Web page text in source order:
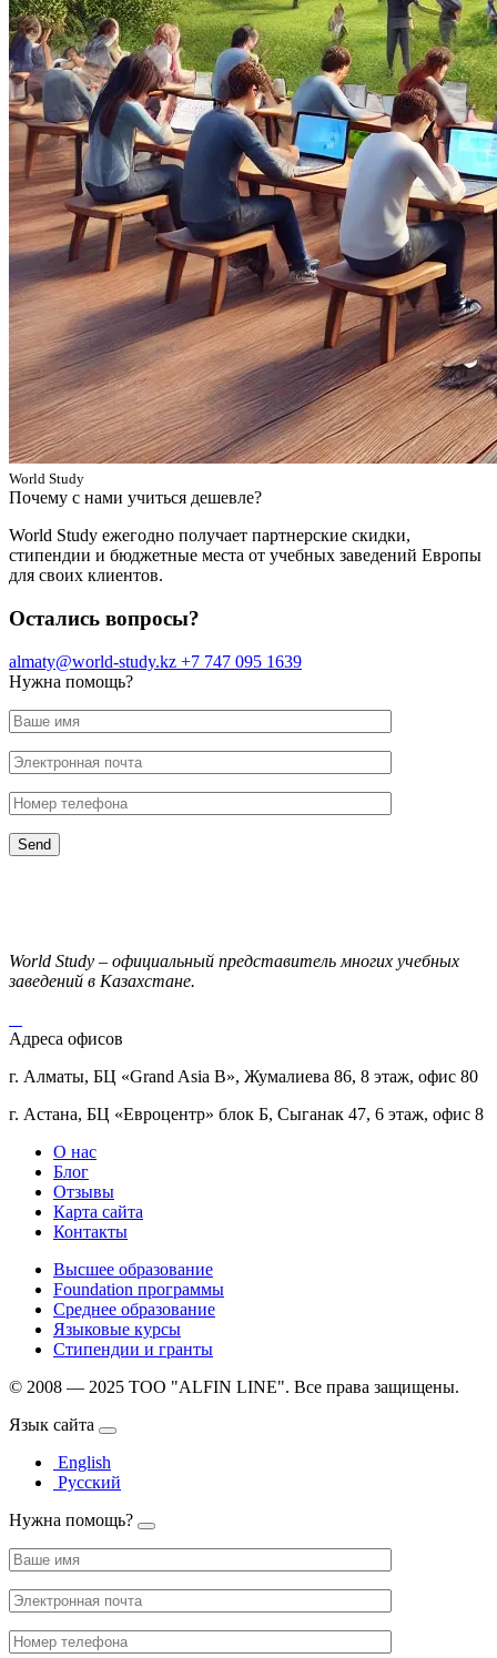
World Study
Почему с нами учиться дешевле?
World Study ежегодно получает партнерские скидки,
стипендии и бюджетные места от учебных заведений Европы
для своих клиентов.
Остались вопросы?
almaty@world-study.kz +7 747 095 1639
Нужна помощь?
World Study – официальный представитель многих учебных
заведений в Казахстане.
Адреса офисов
г. Алматы, БЦ «Grand Asia B», Жумалиева 86, 8 этаж, офис 80
г. Астана, БЦ «Евроцентр» блок Б, Сыганак 47, 6 этаж, офис 8
О нас
Блог
Отзывы
Карта сайта
Контакты
Высшее образование
Foundation программы
Среднее образование
Языковые курсы
Стипендии и гранты
© 2008 — 2025 ТОО "ALFIN LINE". Все права защищены.
Язык сайта
English
Русский
Нужна помощь?